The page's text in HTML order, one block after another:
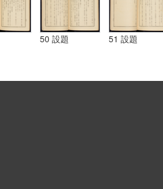
50 設題 51 設題